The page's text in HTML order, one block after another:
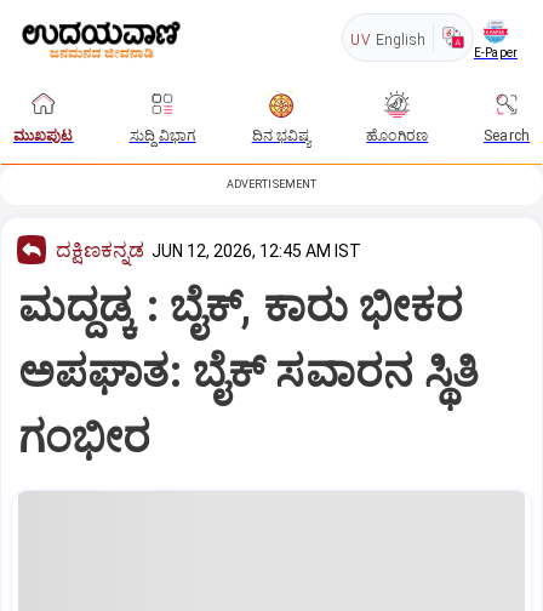
UV English
E-Paper
ಮುಖಪುಟ ಸುದ್ದಿ ವಿಭಾಗ ದಿನ ಭವಿಷ್ಯ ಹೊಂಗಿರಣ Search
ADVERTISEMENT
ದಕ್ಷಿಣಕನ್ನಡ JUN 12, 2026, 12:45 AM IST
ಮದ್ದಡ್ಕ : ಬೈಕ್, ಕಾರು ಭೀಕರ
ಅಪಘಾತ: ಬೈಕ್ ಸವಾರನ ಸ್ಥಿತಿ
ಗಂಭೀರ